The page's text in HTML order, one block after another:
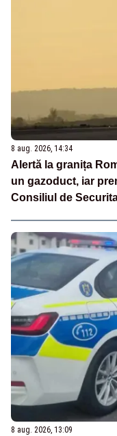
8 aug. 2026, 14:34
Alertă la granița
un gazoduct, iar
Consiliul de
8 aug. 2026, 13:09